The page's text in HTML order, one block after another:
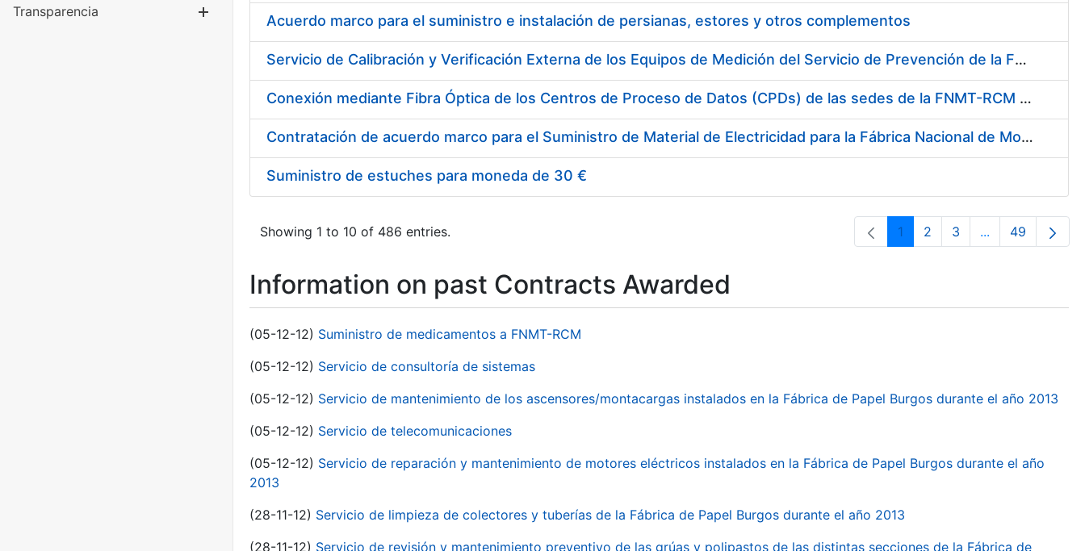
Transparencia Show/Hide
Acuerdo marco para el suministro e instalación de persianas, estores y otros complementos
Servicio de Calibración y Verificación Externa de los Equipos de Medición del Servicio de Prevención de la FNMT-RCM
Conexión mediante Fibra Óptica de los Centros de Proceso de Datos (CPDs) de las sedes de la FNMT-RCM de Burgos y Madrid
Contratación de acuerdo marco para el Suministro de Material de Electricidad para la Fábrica Nacional de Moneda y Timbre-Real Casa de la Moneda en su centro de trabajo de Burgos
Suministro de estuches para moneda de 30 €
Showing 1 to 10 of 486 entries. Page
1 Page
2 Page
3 ...Intermediate
Page
49
Information on past Contracts Awarded
(05-12-12) Suministro de medicamentos a FNMT-RCM
(05-12-12) Servicio de consultoría de sistemas
(05-12-12) Servicio de mantenimiento de los ascensores/montacargas instalados en la Fábrica de Papel Burgos durante el año 2013
(05-12-12) Servicio de telecomunicaciones
(05-12-12) Servicio de reparación y mantenimiento de motores eléctricos instalados en la Fábrica de Papel Burgos durante el año
2013
(28-11-12) Servicio de limpieza de colectores y tuberías de la Fábrica de Papel Burgos durante el año 2013
(28-11-12) Servicio de revisión y mantenimiento preventivo de las grúas y polipastos de las distintas secciones de la Fábrica de